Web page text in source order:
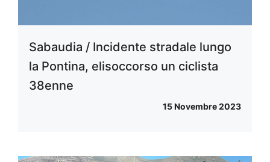
Sabaudia / Incidente stradale lungo
la Pontina, elisoccorso un ciclista
38enne
15 Novembre 2023